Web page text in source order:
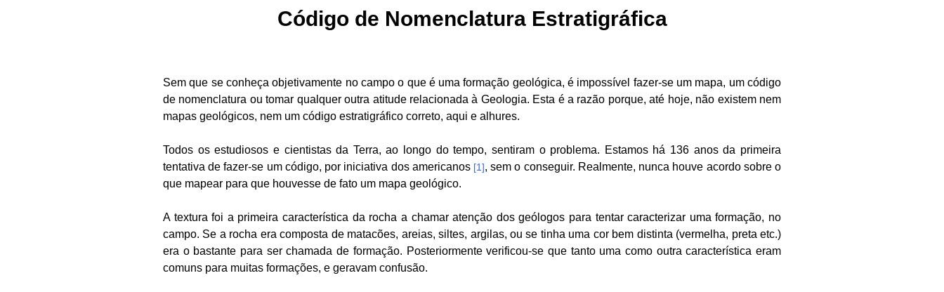
Código de Nomenclatura Estratigráfica
Sem que se conheça objetivamente no campo o que é uma formação geológica, é impossível fazer-se um mapa, um código
de nomenclatura ou tomar qualquer outra atitude relacionada à Geologia. Esta é a razão porque, até hoje, não existem nem
mapas geológicos, nem um código estratigráfico correto, aqui e alhures.
Todos os estudiosos e cientistas da Terra, ao longo do tempo, sentiram o problema. Estamos há 136 anos da primeira
tentativa de fazer-se um código, por iniciativa dos americanos [1] , sem o conseguir. Realmente, nunca houve acordo sobre o
que mapear para que houvesse de fato um mapa geológico.
A textura foi a primeira característica da rocha a chamar atenção dos geólogos para tentar caracterizar uma formação, no
campo. Se a rocha era composta de matacões, areias, siltes, argilas, ou se tinha uma cor bem distinta (vermelha, preta etc.)
era o bastante para ser chamada de formação. Posteriormente verificou-se que tanto uma como outra característica eram
comuns para muitas formações, e geravam confusão.